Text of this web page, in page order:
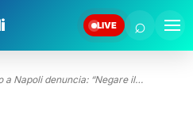
LIVE ⌕
a Napoli denuncia: “Negare il…